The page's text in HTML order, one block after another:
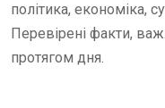
політика, економіка,
Перевірені факти,
протягом дня.